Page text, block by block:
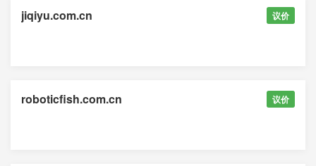
jiqiyu.com.cn 议价
roboticfish.com.cn 议价